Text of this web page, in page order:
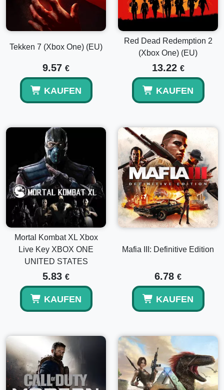
Tekken 7 (Xbox One) (EU)
9.57 €
KAUFEN
Red Dead Redemption 2
(Xbox One) (EU)
13.22 €
KAUFEN
Mortal Kombat XL Xbox
Live Key XBOX ONE
UNITED STATES
5.83 €
KAUFEN
Mafia III: Definitive Edition
6.78 €
KAUFEN